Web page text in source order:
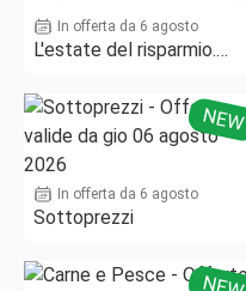
In offerta da 6 agosto
L'estate del risparmio.
NEW
In offerta da 6 agosto
Sottoprezzi